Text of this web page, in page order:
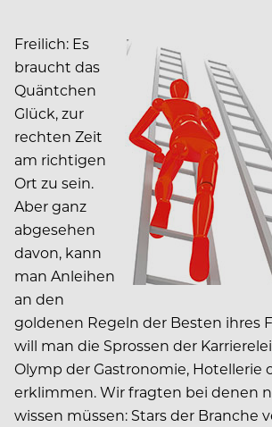
Freilich: Es
braucht das
Quäntchen
Glück, zur
rechten Zeit
am richtigen
Ort zu sein.
Aber ganz
abgesehen
davon, kann
man Anleihen
an den
goldenen Regeln der Besten ihres
will man die Sprossen der
Olymp der Gastronomie, Hotellerie
erklimmen. Wir fragten bei denen
wissen müssen: Stars der Branche